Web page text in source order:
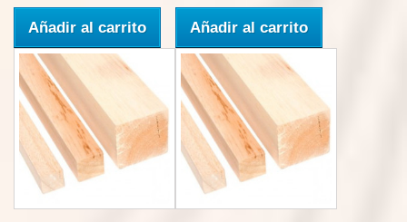
Añadir al carrito Añadir al carrito